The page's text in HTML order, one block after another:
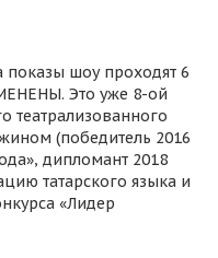
показы шоу проходят 6
Это уже 8-ой
театрализованного
(победитель 2016
дипломант 2018
татарского языка и
«Лидер